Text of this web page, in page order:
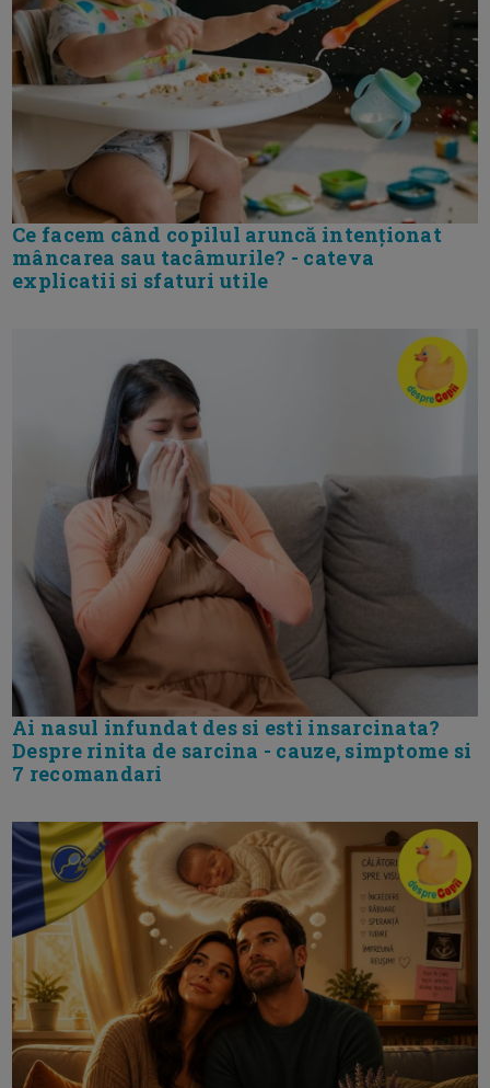
Ce facem când copilul aruncă intenționat
mâncarea sau tacâmurile? - cateva
explicatii si sfaturi utile
Ai nasul infundat des si esti insarcinata?
Despre rinita de sarcina - cauze, simptome si
7 recomandari